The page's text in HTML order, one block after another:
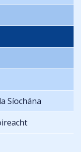
Síochána